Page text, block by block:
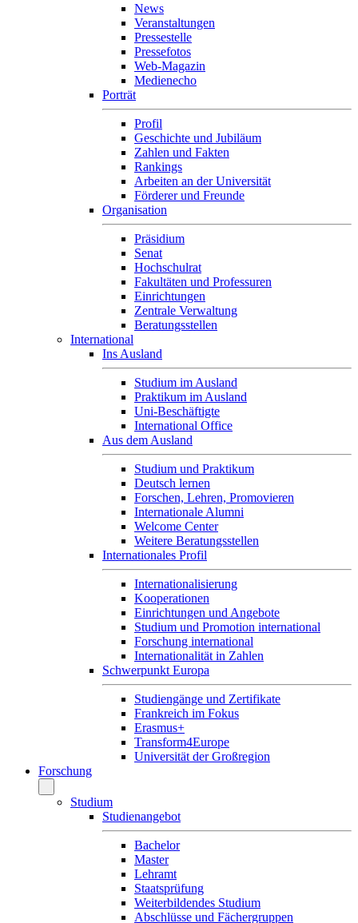
News
Veranstaltungen
Pressestelle
Pressefotos
Web-Magazin
Medienecho
Porträt
Profil
Geschichte und Jubiläum
Zahlen und Fakten
Rankings
Arbeiten an der Universität
Förderer und Freunde
Organisation
Präsidium
Senat
Hochschulrat
Fakultäten und Professuren
Einrichtungen
Zentrale Verwaltung
Beratungsstellen
International
Ins Ausland
Studium im Ausland
Praktikum im Ausland
Uni-Beschäftigte
International Office
Aus dem Ausland
Studium und Praktikum
Deutsch lernen
Forschen, Lehren, Promovieren
Internationale Alumni
Welcome Center
Weitere Beratungsstellen
Internationales Profil
Internationalisierung
Kooperationen
Einrichtungen und Angebote
Studium und Promotion international
Forschung international
Internationalität in Zahlen
Schwerpunkt Europa
Studiengänge und Zertifikate
Frankreich im Fokus
Erasmus+
Transform4Europe
Universität der Großregion
Forschung
Studium
Studienangebot
Bachelor
Master
Lehramt
Staatsprüfung
Weiterbildendes Studium
Abschlüsse und Fächergruppen